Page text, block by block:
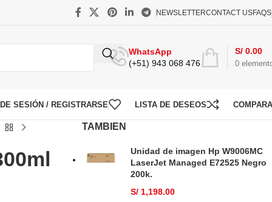
NEWSLETTERCONTACT USFAQS
WhatsApp
(+51) 943 068 476
0
S/ 0.00
SESIÓN / REGISTRARSE LISTA DE DESEOS
TAMBIEN
Unidad de imagen Hp W9006MC
LaserJet Managed E72525 Negro
200k.
S/1,198.00